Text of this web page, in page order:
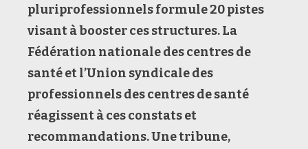
pluriprofessionnels formule 20 pistes
visant à booster ces structures. La
Fédération nationale des centres de
santé et l’Union syndicale des
professionnels des centres de santé
réagissent à ces constats et
recommandations. Une tribune,